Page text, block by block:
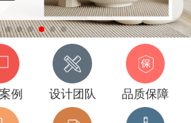
例 设计团队 品质保障